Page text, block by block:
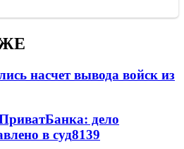
насчет вывода войск из
дело
в суд8139